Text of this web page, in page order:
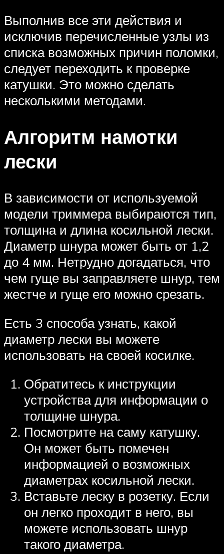
Выполнив все эти действия и
исключив перечисленные узлы из
списка возможных причин поломки,
следует переходить к проверке
катушки. Это можно сделать
несколькими методами.
Алгоритм намотки
лески
В зависимости от используемой
модели триммера выбираются тип,
толщина и длина косильной лески.
Диаметр шнура может быть от 1,2
до 4 мм. Нетрудно догадаться, что
чем гуще вы заправляете шнур, тем
жестче и гуще его можно срезать.
Есть 3 способа узнать, какой
диаметр лески вы можете
использовать на своей косилке.
Обратитесь к инструкции
устройства для информации о
толщине шнура.
Посмотрите на саму катушку.
Он может быть помечен
информацией о возможных
диаметрах косильной лески.
Вставьте леску в розетку. Если
он легко проходит в него, вы
можете использовать шнур
такого диаметра.